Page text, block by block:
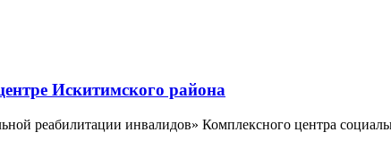
Искитимского района
реабилитации инвалидов» Комплексного центра